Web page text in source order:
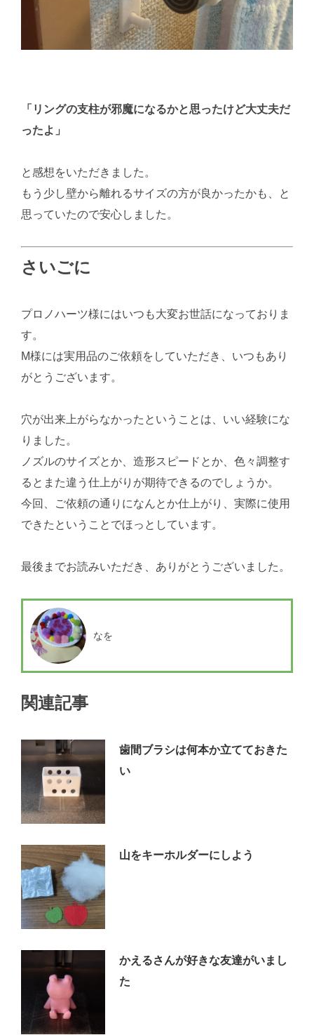
「リングの支柱が邪魔になるかと思ったけど大丈夫だ
ったよ」
と感想をいただきました。
もう少し壁から離れるサイズの方が良かったかも、と
思っていたので安心しました。
さいごに
プロノハーツ様にはいつも大変お世話になっておりま
す。
M様には実用品のご依頼をしていただき、いつもあり
がとうございます。
穴が出来上がらなかったということは、いい経験にな
りました。
ノズルのサイズとか、造形スピードとか、色々調整す
るとまた違う仕上がりが期待できるのでしょうか。
今回、ご依頼の通りになんとか仕上がり、実際に使用
できたということでほっとしています。
最後までお読みいただき、ありがとうございました。
なを
関連記事
歯間ブラシは何本か立てておきた
い
山をキーホルダーにしよう
かえるさんが好きな友達がいまし
た